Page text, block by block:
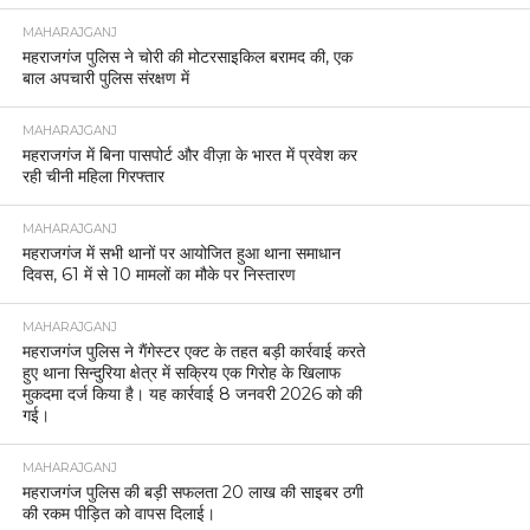
MAHARAJGANJ
महराजगंज पुलिस ने चोरी की मोटरसाइकिल बरामद की, एक
बाल अपचारी पुलिस संरक्षण में
MAHARAJGANJ
महराजगंज में बिना पासपोर्ट और वीज़ा के भारत में प्रवेश कर
रही चीनी महिला गिरफ्तार
MAHARAJGANJ
महराजगंज में सभी थानों पर आयोजित हुआ थाना समाधान
दिवस, 61 में से 10 मामलों का मौके पर निस्तारण
MAHARAJGANJ
महराजगंज पुलिस ने गैंगेस्टर एक्ट के तहत बड़ी कार्रवाई करते
हुए थाना सिन्दुरिया क्षेत्र में सक्रिय एक गिरोह के खिलाफ
मुकदमा दर्ज किया है। यह कार्रवाई 8 जनवरी 2026 को की
गई।
MAHARAJGANJ
महराजगंज पुलिस की बड़ी सफलता 20 लाख की साइबर ठगी
की रकम पीड़ित को वापस दिलाई।